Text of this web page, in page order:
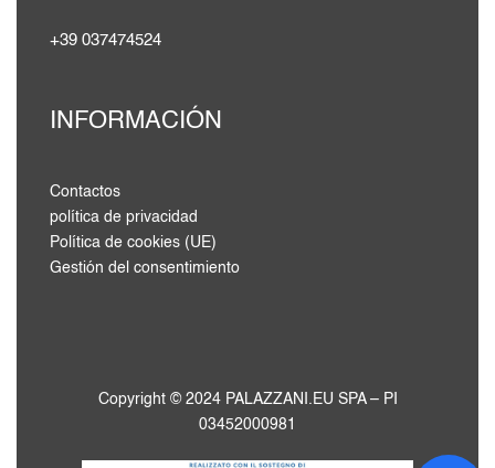
+39 037474524
INFORMACIÓN
Contactos
política de privacidad
Política de cookies (UE)
Gestión del consentimiento
Copyright © 2024 PALAZZANI.EU SPA – PI
03452000981